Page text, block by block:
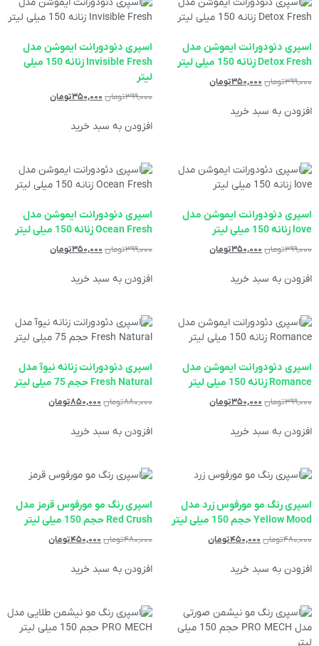
اسپری دئودورانت ایموشن مدل
Detox Fresh زنانه 150 میلی لیتر
۳۹۹,۰۰۰تومان ۳۵۰,۰۰۰تومان
افزودن به سبد خرید
اسپری دئودورانت ایموشن مدل
Invisible Fresh زنانه 150 میلی
لیتر
۳۹۹,۰۰۰تومان ۳۵۰,۰۰۰تومان
افزودن به سبد خرید
اسپری دئودورانت ایموشن مدل
love زنانه 150 میلی لیتر
۳۹۹,۰۰۰تومان ۳۵۰,۰۰۰تومان
افزودن به سبد خرید
اسپری دئودورانت ایموشن مدل
Ocean Fresh زنانه 150 میلی لیتر
۳۹۹,۰۰۰تومان ۳۵۰,۰۰۰تومان
افزودن به سبد خرید
اسپری دئودورانت ایموشن مدل
Romance زنانه 150 میلی لیتر
۳۹۹,۰۰۰تومان ۳۵۰,۰۰۰تومان
افزودن به سبد خرید
اسپری دئودورانت زنانه نیوآ مدل
Fresh Natural حجم 75 میلی لیتر
۸۸۰,۰۰۰تومان ۸۵۰,۰۰۰تومان
افزودن به سبد خرید
اسپری رنگ مو مورفوس زرد مدل
Yellow Mood حجم 150 میلی لیتر
۴۸۰,۰۰۰تومان ۴۵۰,۰۰۰تومان
افزودن به سبد خرید
اسپری رنگ مو مورفوس قرمز مدل
Red Crush حجم 150 میلی لیتر
۴۸۰,۰۰۰تومان ۴۵۰,۰۰۰تومان
افزودن به سبد خرید